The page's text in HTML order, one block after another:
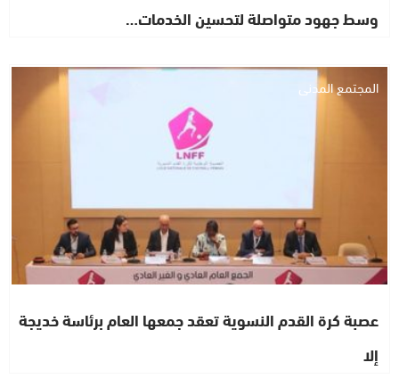
وسط جهود متواصلة لتحسين الخدمات…
المجتمع المدني
عصبة كرة القدم النسوية تعقد جمعها العام برئاسة خديجة
إلا